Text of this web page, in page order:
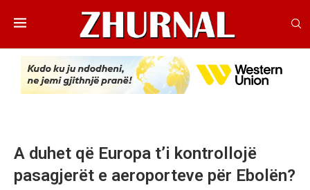
A duhet që Europa t’i kontrollojë
pasagjerët e aeroporteve për Ebolën?